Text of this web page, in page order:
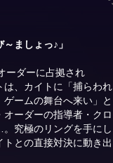
ましょっ♪」
ーダーに占拠され
、カイトに「捕らわれ
ームの舞台へ来い」と
ーダーの指導者・クロ
究極のリングを手にし
との直接対決に動き出